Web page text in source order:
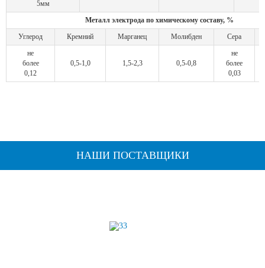
5мм
Металл электрода по химическому составу, %
Углерод
Кремний Марганец Молибден
Сера
не
более
0,12
0,5-1,0 1,5-2,3 0,5-0,8
не
более
0,03
НАШИ ПОСТАВЩИКИ